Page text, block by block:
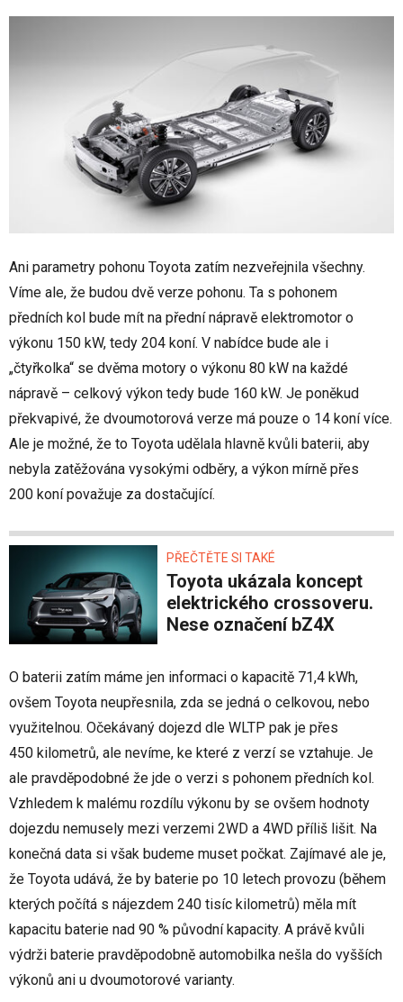
Ani parametry pohonu Toyota zatím nezveřejnila všechny.
Víme ale, že budou dvě verze pohonu. Ta s pohonem
předních kol bude mít na přední nápravě elektromotor o
výkonu 150 kW, tedy 204 koní. V nabídce bude ale i
„čtyřkolka“ se dvěma motory o výkonu 80 kW na každé
nápravě – celkový výkon tedy bude 160 kW. Je poněkud
překvapivé, že dvoumotorová verze má pouze o 14 koní více.
Ale je možné, že to Toyota udělala hlavně kvůli baterii, aby
nebyla zatěžována vysokými odběry, a výkon mírně přes
200 koní považuje za dostačující.
PŘEČTĚTE SI TAKÉ
Toyota ukázala koncept
elektrického crossoveru.
Nese označení bZ4X
O baterii zatím máme jen informaci o kapacitě 71,4 kWh,
ovšem Toyota neupřesnila, zda se jedná o celkovou, nebo
využitelnou. Očekávaný dojezd dle WLTP pak je přes
450 kilometrů, ale nevíme, ke které z verzí se vztahuje. Je
ale pravděpodobné že jde o verzi s pohonem předních kol.
Vzhledem k malému rozdílu výkonu by se ovšem hodnoty
dojezdu nemusely mezi verzemi 2WD a 4WD příliš lišit. Na
konečná data si však budeme muset počkat. Zajímavé ale je,
že Toyota udává, že by baterie po 10 letech provozu (během
kterých počítá s nájezdem 240 tisíc kilometrů) měla mít
kapacitu baterie nad 90 % původní kapacity. A právě kvůli
výdrži baterie pravděpodobně automobilka nešla do vyšších
výkonů ani u dvoumotorové varianty.